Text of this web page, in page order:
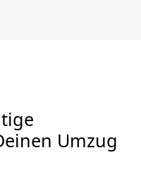
Umzug